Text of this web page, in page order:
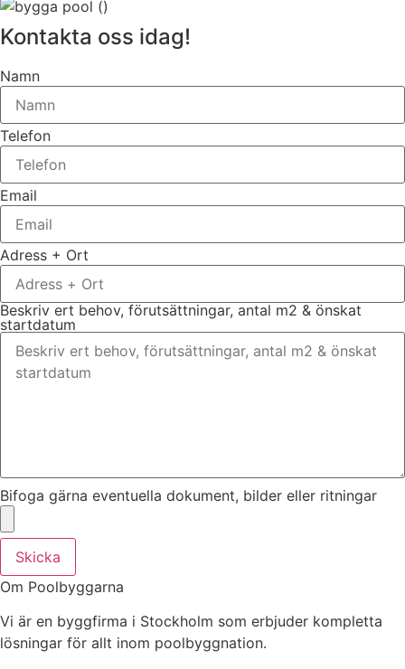
Kontakta oss idag!
Namn
Telefon
Email
Adress + Ort
Beskriv ert behov, förutsättningar, antal m2 & önskat
startdatum
Bifoga gärna eventuella dokument, bilder eller ritningar
Skicka
Om Poolbyggarna
Vi är en byggfirma i Stockholm som erbjuder kompletta
lösningar för allt inom poolbyggnation.